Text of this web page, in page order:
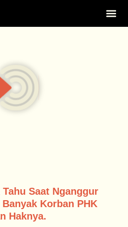
Saat Nganggur
Korban PHK
Haknya.